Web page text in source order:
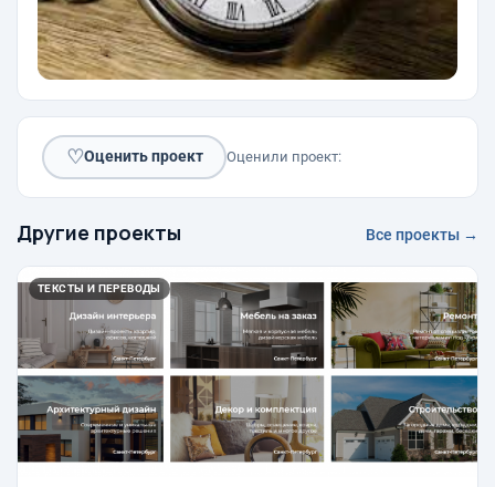
♡Оценить проект Оценили проект:
Другие проекты Все проекты →
ТЕКСТЫ И ПЕРЕВОДЫ